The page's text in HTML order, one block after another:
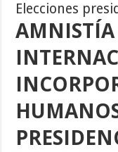
Elecciones
AMNISTÍA